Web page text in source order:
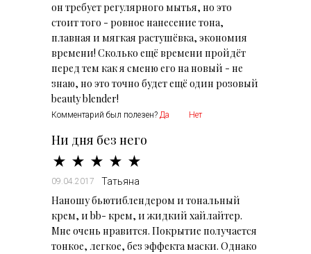
он требует регулярного мытья, но это
стоит того - ровное нанесение тона,
плавная и мягкая растушёвка, экономия
времени! Сколько ещё времени пройдёт
перед тем как я сменю его на новый - не
знаю, но это точно будет ещё один розовый
beauty blender!
Комментарий был полезен? Да Нет
Ни дня без него
09.04.2017 Татьяна
Наношу бьютиблендером и тональный
крем, и bb- крем, и жидкий хайлайтер.
Мне очень нравится. Покрытие получается
тонкое, легкое, без эффекта маски. Однако